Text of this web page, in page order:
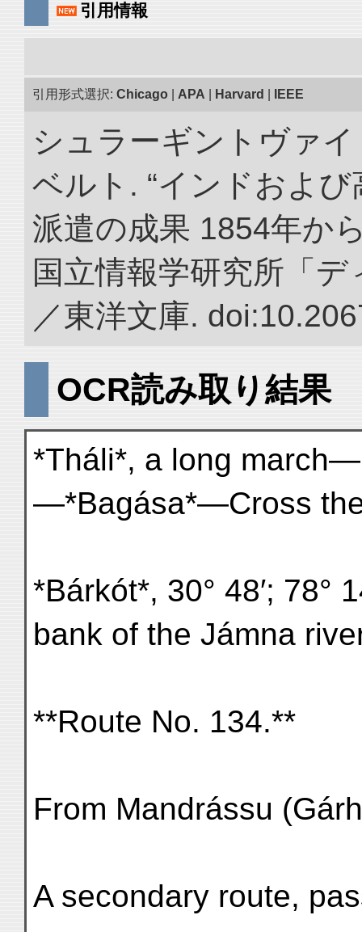
引用情報
引用形式選択: Chicago APA Harvard IEEE
シュラーギントヴァ
ベルト. “インドおよ
派遣の成果 1854年か
国立情報学研究所「
／東洋文庫.
OCR読み取り結果
*Tháli*, a long
—*Bagása*—Cross
*Bárkót*, 30° 48′; 78°
bank of the Jámna
**Route No. 134.**
From Mandrássu
A secondary route,